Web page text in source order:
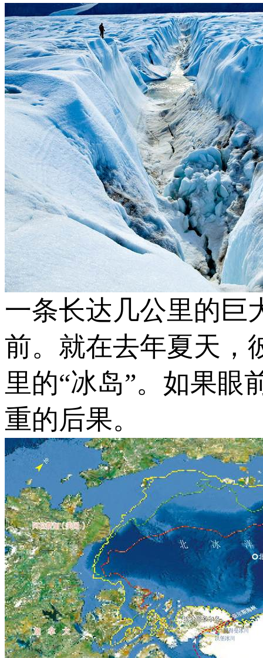
一条长达几公里的巨
前。就在去年夏天，
里的“冰岛”。如果眼
重的后果。